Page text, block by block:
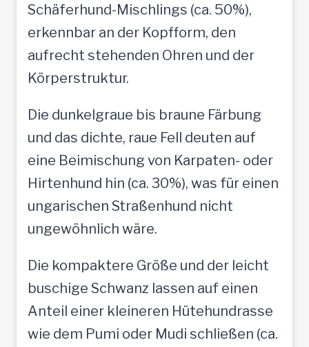
Schäferhund-Mischlings (ca. 50%),
erkennbar an der Kopfform, den
aufrecht stehenden Ohren und der
Körperstruktur.
Die dunkelgraue bis braune Färbung
und das dichte, raue Fell deuten auf
eine Beimischung von Karpaten- oder
Hirtenhund hin (ca. 30%), was für einen
ungarischen Straßenhund nicht
ungewöhnlich wäre.
Die kompaktere Größe und der leicht
buschige Schwanz lassen auf einen
Anteil einer kleineren Hütehundrasse
wie dem Pumi oder Mudi schließen (ca.